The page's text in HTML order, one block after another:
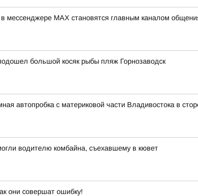
мессенджере МАХ становятся главным каналом
большой косяк рыбы пляж Горнозаводск
автопробка с материковой части Владивостока в
водителю комбайна, съехавшему в кювет
они совершат ошибку!